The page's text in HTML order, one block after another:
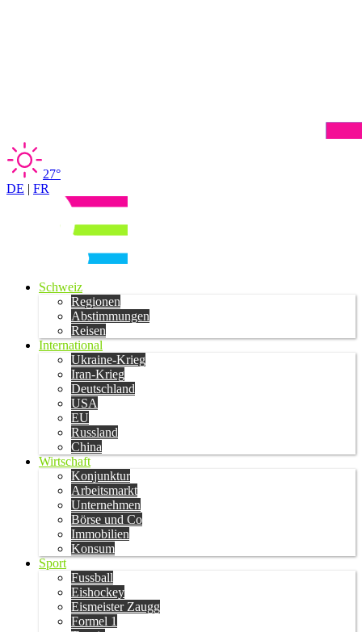
27°
DE | FR
Schweiz
Regionen
Abstimmungen
Reisen
International
Ukraine-Krieg
Iran-Krieg
Deutschland
USA
EU
Russland
China
Wirtschaft
Konjunktur
Arbeitsmarkt
Unternehmen
Börse und Co
Immobilien
Konsum
Sport
Fussball
Eishockey
Eismeister Zaugg
Formel 1